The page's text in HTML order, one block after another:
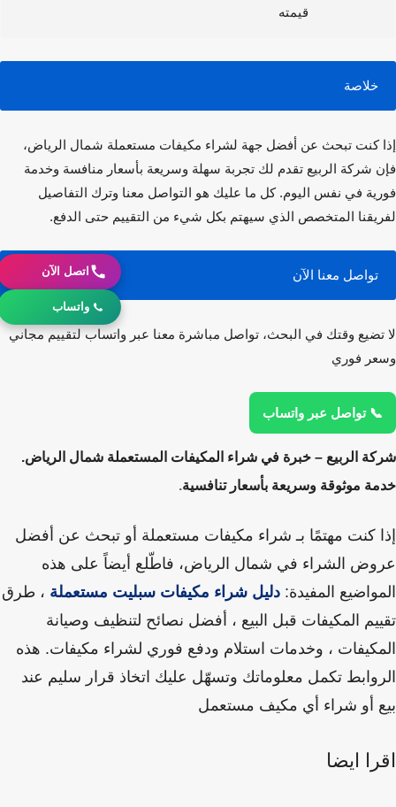
اتصل الآن
واتساب
قيمته
خلاصة
كنت تبحث عن أفضل جهةلشراء مكيفات مستعملةشمال الرياض،
شركة الربيع تقدم لك تجربة سهلة وسريعة بأسعار منافسة وخدمة
في نفس اليوم. كل ما عليك هو التواصل معنا وترك التفاصيل
المتخصص الذي سيهتم بكل شيء من التقييم حتى الدفع.
تواصل معنا الآن
وقتك في البحث، تواصل مباشرة معنا عبر واتساب لتقييم مجاني
فوري
تواصل عبر واتساب
الربيع – خبرة في شراء المكيفات المستعملة شمال الرياض.
موثوقة وسريعة بأسعار تنافسية.
كنت مهتمًا بـ شراء مكيفات مستعملةأو تبحث عن أفضل
الشراء في شمال الرياض، فاطّلع أيضاً على هذه
المفيدة:دليل شراء مكيفات سبليت مستعملة، طرق
المكيفات قبل البيع ، أفضل نصائح لتنظيف وصيانة
، وخدمات استلام ودفع فوري لشراء مكيفات. هذه
تكمل معلوماتك وتسهّل عليك اتخاذ قرار سليم عند
أو شراء أي مكيف مستعمل
ايضا